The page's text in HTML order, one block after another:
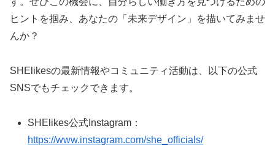
ヒントを掴み、あなたの「未来デザイン」を描いてみませ
んか？
SHElikesの最新情報やコミュニティ活動は、以下の公式
SNSでもチェックできます。
SHElikes公式Instagram：
https://www.instagram.com/she_officials/